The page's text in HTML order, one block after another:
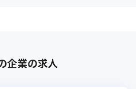
企業の求人